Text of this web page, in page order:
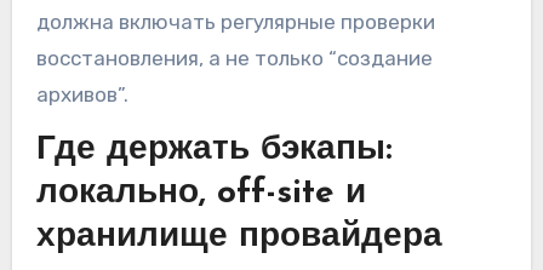
должна включать регулярные проверки
восстановления, а не только “создание
архивов”.
Где держать бэкапы:
локально, off-site и
хранилище провайдера